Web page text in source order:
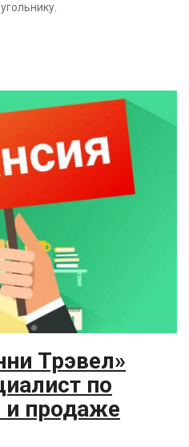
Трэвел»
по
и продаже